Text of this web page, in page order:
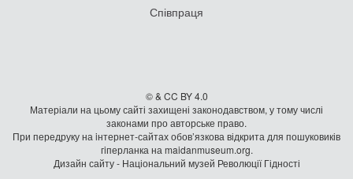
Співпраця
© & CC BY 4.0
Матеріали на цьому сайті захищені законодавством, у тому числі
законами про авторське право.
При передруку на iнтернет-сайтах обов’язкова відкрита для пошуковиків
гiперланка на maidanmuseum.org.
Дизайн сайту - Національний музей Революції Гідності